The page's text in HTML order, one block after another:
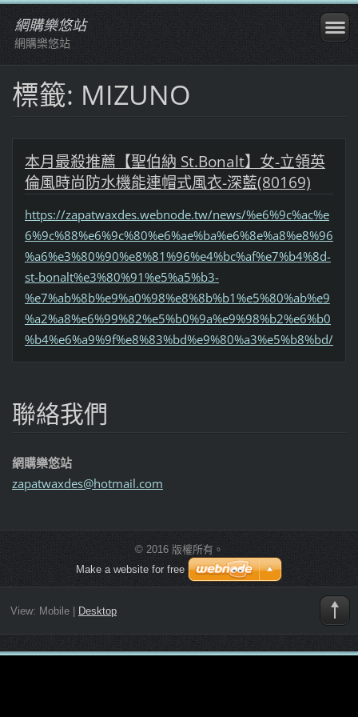
網購樂悠站
網購樂悠站
標籤: MIZUNO
本月最殺推薦【聖伯納 St.Bonalt】女-立領英
倫風時尚防水機能連帽式風衣-深藍(80169)
https://zapatwaxdes.webnode.tw/news/%e6%9c%ac%e
6%9c%88%e6%9c%80%e6%ae%ba%e6%8e%a8%e8%96
%a6%e3%80%90%e8%81%96%e4%bc%af%e7%b4%8d-
st-bonalt%e3%80%91%e5%a5%b3-
%e7%ab%8b%e9%a0%98%e8%8b%b1%e5%80%ab%e9
%a2%a8%e6%99%82%e5%b0%9a%e9%98%b2%e6%b0
%b4%e6%a9%9f%e8%83%bd%e9%80%a3%e5%b8%bd/
聯絡我們
網購樂悠站
zapatwaxdes@hotmail.com
© 2016 版權所有。
Make a website for free
View: Mobile| Desktop